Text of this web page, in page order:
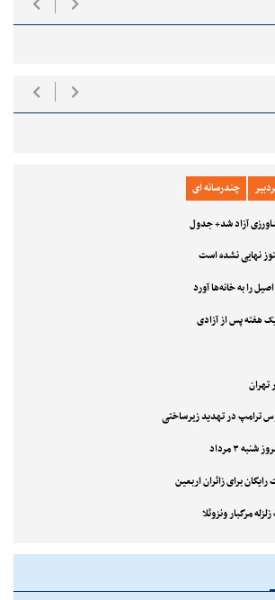
چندرسانه ای
نهایی نشده است
را به خانه‌ها آورد
هفته پس از آزادی
تهران
ترامپ در تهدید زیرساختی
۳ مرداد
برای زائران اربعین
مرگبار ونزوئلا